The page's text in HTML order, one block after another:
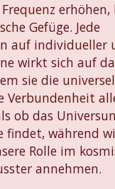
Gefüge. Jede
auf individueller
wirkt sich auf
sie die
ob das
findet, während
Rolle im
annehmen.